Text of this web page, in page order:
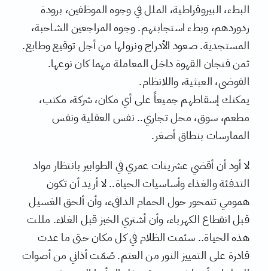
البطء، البيروقراطية، الملل في وجوه الموظفين، برودة
ردوردهم، وبطء استجابتهم. وجوه المراجعين الشاحبة،
المستجدية. صعود الأدراج ونزولها من أجل توقيع وطابع.
ثمن فنجان القهوة داخل المعاملة مهما كان نوعها.
الفوضى، العبثية، واللانظام.
يمكنك إسقاطهم جميعاً على أي مكان، شركة، مكتب،
مطعم، سوق، محل تجاري.. نفس العقلية ونفس
الممارسات بنطاق أصغر.
لا أود أن أقضي عشرينات عمري في الطوابير بانتظار مواد
التدفئة والغذاء وأساسيات الحياة.. لا أريد أن تكون
همومي تتمحور حول الحمام الدافىء، وأن ألحق الغسيل
قبل انقطاع الكهرباء، وأن أشتري الخبز قبل الغلاء. مللت
هذه الحياة.. سئمت الظلام في كل مكان حتى ما عدت
قادرة على التمييز النور من العتم. صُمّت أذاني من أصوات